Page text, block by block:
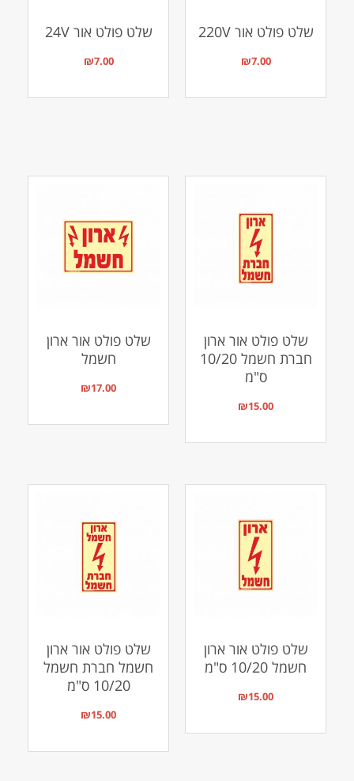
שלט פולט אור 220V
₪7.00
שלט פולט אור 24V
₪7.00
שלט פולט אור ארון
חברת חשמל 10/20
ס"מ
₪15.00
שלט פולט אור ארון
חשמל
₪17.00
שלט פולט אור ארון
חשמל 10/20 ס"מ
₪15.00
שלט פולט אור ארון
חשמל חברת חשמל
10/20 ס"מ
₪15.00